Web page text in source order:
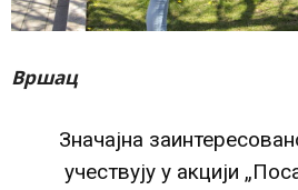
Вршац
Значајна
учествују у акцији